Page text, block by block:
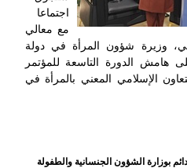
اجتماعا
مع معالي
وزيرة شؤون المرأة في دولة
الدورة التاسعة للمؤتمر
الإسلامي المعني بالمرأة في
بوزارة الشؤون الجنسانية والطفولة